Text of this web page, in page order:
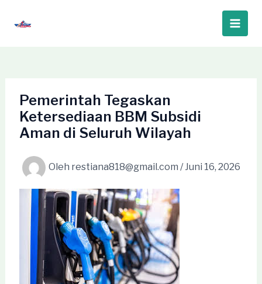
Main
Pemerintah Tegaskan
Ketersediaan BBM Subsidi
Aman di Seluruh Wilayah
Oleh restiana818@gmail.com /Juni 16, 2026